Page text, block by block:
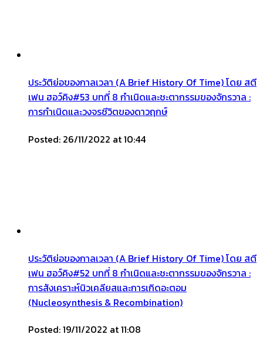
ประวัติย่อของกาลเวลา (A Brief History Of Time) โดย สตี
เฟน ฮอว์คิง#53 บทที่ 8 กำเนิดและชะตากรรมของจักรวาล :
การกำเนิดและวงจรชีวิตของดาวฤกษ์
Posted: 26/11/2022 at 10:44
ประวัติย่อของกาลเวลา (A Brief History Of Time) โดย สตี
เฟน ฮอว์คิง#52 บทที่ 8 กำเนิดและชะตากรรมของจักรวาล :
การสังเคราะห์นิวเคลียสและการเกิดอะตอม
(Nucleosynthesis & Recombination)
Posted: 19/11/2022 at 11:08